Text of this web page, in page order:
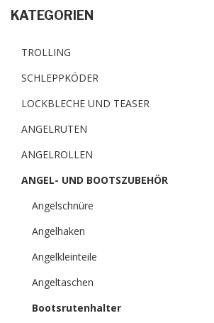
KATEGORIEN
TROLLING
SCHLEPPKÖDER
LOCKBLECHE UND TEASER
ANGELRUTEN
ANGELROLLEN
ANGEL- UND BOOTSZUBEHÖR
Angelschnüre
Angelhaken
Angelkleinteile
Angeltaschen
Bootsrutenhalter